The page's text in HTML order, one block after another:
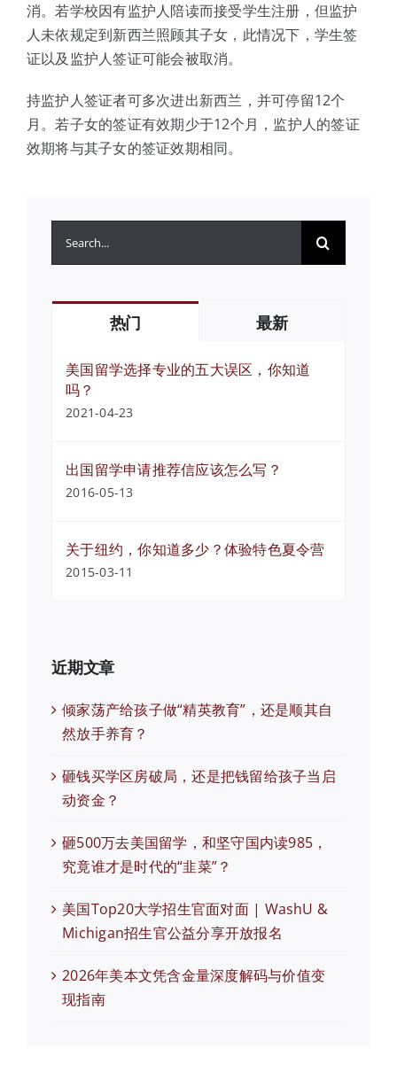
消。若学校因有监护人陪读而接受学生注册，但监护
人未依规定到新西兰照顾其子女，此情况下，学生签
证以及监护人签证可能会被取消。
持监护人签证者可多次进出新西兰，并可停留12个
月。若子女的签证有效期少于12个月，监护人的签证
效期将与其子女的签证效期相同。
热门 最新
美国留学选择专业的五大误区，你知道
吗？
2021-04-23
出国留学申请推荐信应该怎么写？
2016-05-13
关于纽约，你知道多少？体验特色夏令营
2015-03-11
近期文章
倾家荡产给孩子做“精英教育”，还是顺其自
然放手养育？
砸钱买学区房破局，还是把钱留给孩子当启
动资金？
砸500万去美国留学，和坚守国内读985，
究竟谁才是时代的“韭菜”？
美国Top20大学招生官面对面 | WashU &
Michigan招生官公益分享开放报名
2026年美本文凭含金量深度解码与价值变
现指南